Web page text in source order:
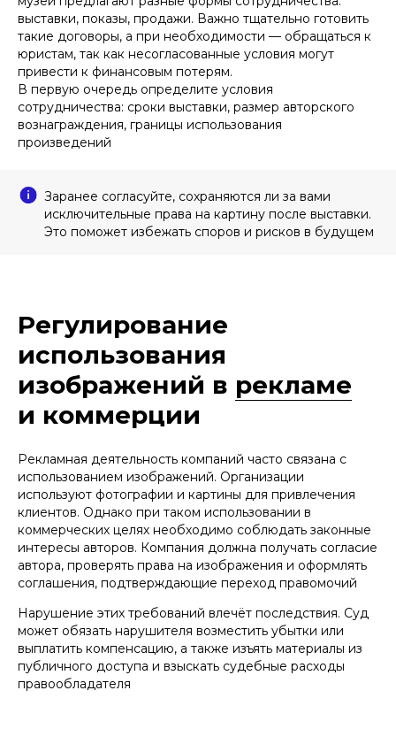
выставки, показы, продажи. Важно тщательно готовить
такие договоры, а при необходимости — обращаться к
юристам, так как несогласованные условия могут
привести к финансовым потерям.
В первую очередь определите условия
сотрудничества: сроки выставки, размер авторского
вознаграждения, границы использования
произведений
Заранее согласуйте, сохраняются ли за вами
исключительные права на картину после выставки.
Это поможет избежать споров и рисков в будущем
Регулирование
использования
изображений в рекламе
и коммерции
Рекламная деятельность компаний часто связана с
использованием изображений. Организации
используют фотографии и картины для привлечения
клиентов. Однако при таком использовании в
коммерческих целях необходимо соблюдать законные
интересы авторов. Компания должна получать согласие
автора, проверять права на изображения и оформлять
соглашения, подтверждающие переход правомочий
Нарушение этих требований влечёт последствия. Суд
может обязать нарушителя возместить убытки или
выплатить компенсацию, а также изъять материалы из
публичного доступа и взыскать судебные расходы
правообладателя
ПОДПИШИТЕСЬ НА НАШУ
РАССЫЛКУ ВАЖНЫХ
ЮРИДИЧЕСКИХ НОВОСТЕЙ
рекомендации, что нужно делать
даете согласиена обработку персональных
данных в соответствии сполитикойобработки